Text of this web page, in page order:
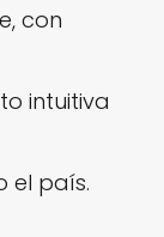
con
intuitiva
el país.